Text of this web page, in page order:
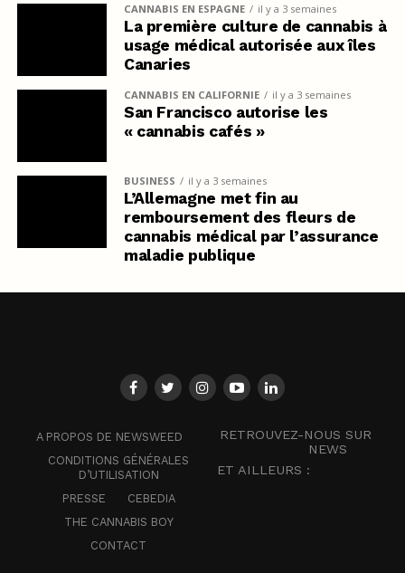
CANNABIS EN ESPAGNE il y a 3 semaines
La première culture de cannabis à
usage médical autorisée aux îles
Canaries
CANNABIS EN CALIFORNIE il y a 3 semaines
San Francisco autorise les
« cannabis cafés »
BUSINESS il y a 3 semaines
L’Allemagne met fin au
remboursement des fleurs de
cannabis médical par l’assurance
maladie publique
A PROPOS DE NEWSWEED
CONDITIONS GÉNÉRALES
D’UTILISATION
PRESSE
CEBEDIA
THE CANNABIS BOY
CONTACT
RETROUVEZ-NOUS SUR
NEWS
ET AILLEURS :